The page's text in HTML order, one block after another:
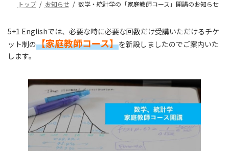
日
トップ お知らせ 数学・統計学の「家庭教師コース」開講のお知らせ
5+1 Englishでは、必要な時に必要な回数だけ受講いただけるチケ
ット制の【家庭教師コース】を新設しましたのでご案内いた
します。